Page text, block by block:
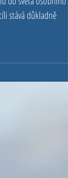
světa osobního